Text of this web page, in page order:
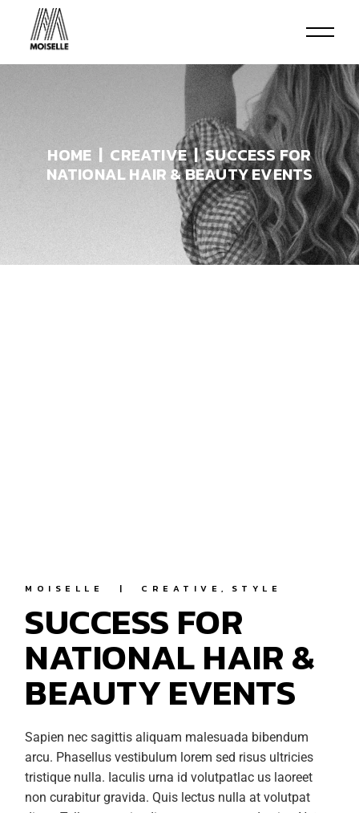
HOME CREATIVE
SUCCESS FOR
NATIONAL HAIR & BEAUTY EVENTS
MOISELLE CREATIVE STYLE
SUCCESS FOR
NATIONAL HAIR &
BEAUTY EVENTS
Sapien nec sagittis aliquam malesuada bibendum
arcu. Phasellus vestibulum lorem sed risus ultricies
tristique nulla. Iaculis urna id volutpatlac us laoreet
non curabitur gravida. Quis lectus nulla at volutpat